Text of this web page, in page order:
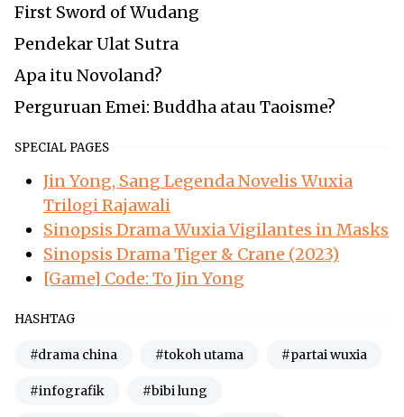
First Sword of Wudang
Pendekar Ulat Sutra
Apa itu Novoland?
Perguruan Emei: Buddha atau Taoisme?
SPECIAL PAGES
Jin Yong, Sang Legenda Novelis Wuxia
Trilogi Rajawali
Sinopsis Drama Wuxia Vigilantes in Masks
Sinopsis Drama Tiger & Crane (2023)
[Game] Code: To Jin Yong
HASHTAG
#drama china #tokoh utama #partai wuxia
#infografik #bibi lung